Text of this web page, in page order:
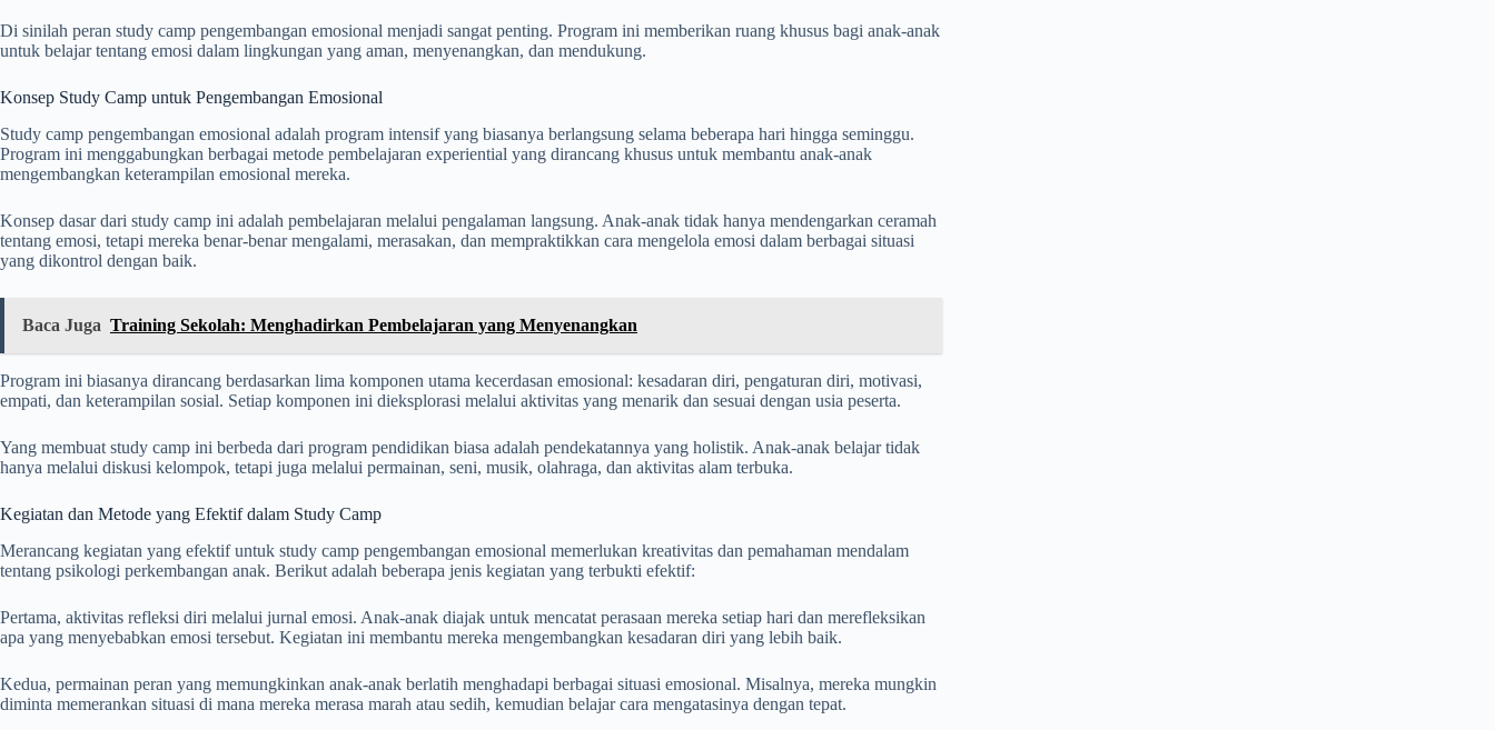
Di sinilah peran study camp pengembangan emosional menjadi sangat penting. Program ini memberikan ruang khusus bagi anak-anak
untuk belajar tentang emosi dalam lingkungan yang aman, menyenangkan, dan mendukung.
Konsep Study Camp untuk Pengembangan Emosional
Study camp pengembangan emosional adalah program intensif yang biasanya berlangsung selama beberapa hari hingga seminggu.
Program ini menggabungkan berbagai metode pembelajaran experiential yang dirancang khusus untuk membantu anak-anak
mengembangkan keterampilan emosional mereka.
Konsep dasar dari study camp ini adalah pembelajaran melalui pengalaman langsung. Anak-anak tidak hanya mendengarkan ceramah
tentang emosi, tetapi mereka benar-benar mengalami, merasakan, dan mempraktikkan cara mengelola emosi dalam berbagai situasi
yang dikontrol dengan baik.
Baca Juga Training Sekolah: Menghadirkan Pembelajaran yang Menyenangkan
Program ini biasanya dirancang berdasarkan lima komponen utama kecerdasan emosional: kesadaran diri, pengaturan diri, motivasi,
empati, dan keterampilan sosial. Setiap komponen ini dieksplorasi melalui aktivitas yang menarik dan sesuai dengan usia peserta.
Yang membuat study camp ini berbeda dari program pendidikan biasa adalah pendekatannya yang holistik. Anak-anak belajar tidak
hanya melalui diskusi kelompok, tetapi juga melalui permainan, seni, musik, olahraga, dan aktivitas alam terbuka.
Kegiatan dan Metode yang Efektif dalam Study Camp
Merancang kegiatan yang efektif untuk study camp pengembangan emosional memerlukan kreativitas dan pemahaman mendalam
tentang psikologi perkembangan anak. Berikut adalah beberapa jenis kegiatan yang terbukti efektif:
Pertama, aktivitas refleksi diri melalui jurnal emosi. Anak-anak diajak untuk mencatat perasaan mereka setiap hari dan merefleksikan
apa yang menyebabkan emosi tersebut. Kegiatan ini membantu mereka mengembangkan kesadaran diri yang lebih baik.
Kedua, permainan peran yang memungkinkan anak-anak berlatih menghadapi berbagai situasi emosional. Misalnya, mereka mungkin
diminta memerankan situasi di mana mereka merasa marah atau sedih, kemudian belajar cara mengatasinya dengan tepat.